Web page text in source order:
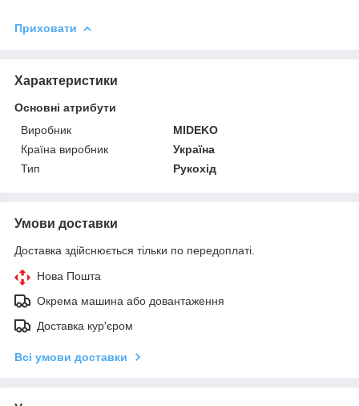
Приховати
Характеристики
Основні атрибути
Виробник
MIDEKO
Країна виробник
Україна
Тип
Рукохід
Умови доставки
Доставка здійснюється тільки по передоплаті.
Нова Пошта
Окрема машина або довантаження
Доставка кур'єром
Всі умови доставки